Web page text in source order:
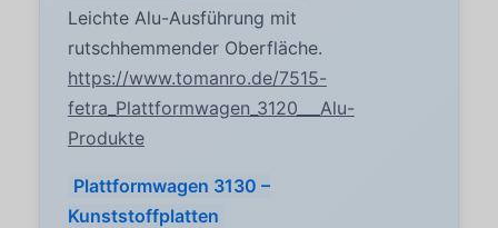
Leichte Alu-Ausführung mit
rutschhemmender Oberfläche.
https://www.tomanro.de/7515-
fetra_Plattformwagen_3120___Alu-
Produkte
Plattformwagen 3130 –
Kunststoffplatten